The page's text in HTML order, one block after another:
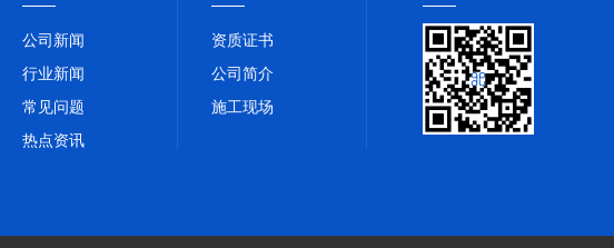
公司新闻
行业新闻
常见问题
热点资讯
资质证书
公司简介
施工现场